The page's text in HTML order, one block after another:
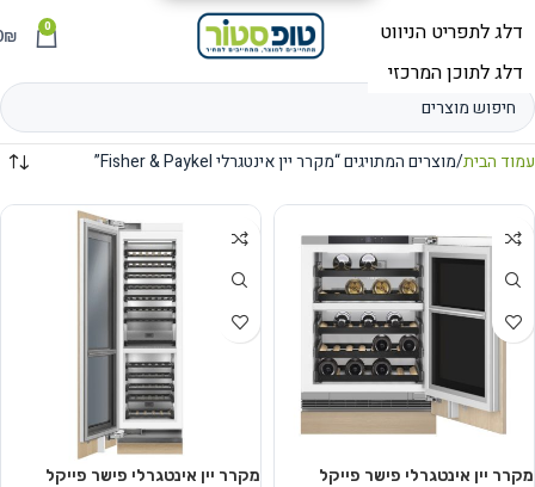
תפריט 0
₪
עמוד הבית מוצרים המתויגים “מקרר יין אינטגרלי Fisher & Paykel”
מקרר יין אינטגרלי פישר פייקל
מקרר יין אינטגרלי פישר פייקל